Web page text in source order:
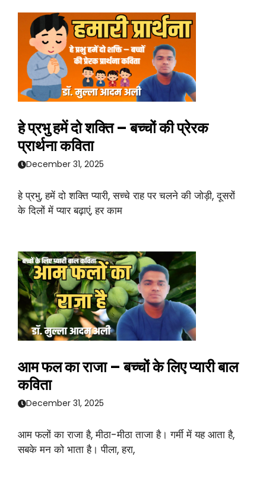
हे प्रभु हमें दो शक्ति – बच्चों की प्रेरक
प्रार्थना कविता
December 31, 2025
हे प्रभु, हमें दो शक्ति प्यारी, सच्चे राह पर चलने की जोड़ी, दूसरों
के दिलों में प्यार बढ़ाएं, हर काम
आम फल का राजा – बच्चों के लिए प्यारी बाल
कविता
December 31, 2025
आम फलों का राजा है, मीठा-मीठा ताजा है। गर्मी में यह आता है,
सबके मन को भाता है। पीला, हरा,